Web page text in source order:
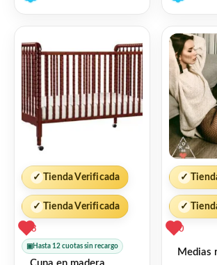
• Hormigón
• Fibrocemento
• Cerámica sin esmaltar
RENDIMIENTO APROXIMADO
✓ Tienda Verificada
✓ Tienda Verificada
3
▣ Hasta 12 cuotas sin recargo
✓
✓
0
Medias